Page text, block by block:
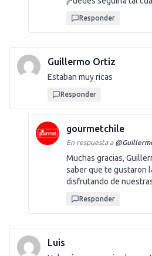
Responder
Guillermo Ortiz
Estaban muy ricas
Responder
gourmetchile
En respuesta a @
Muchas gracias,
saber que te gustaron
disfrutando de
Responder
Luis